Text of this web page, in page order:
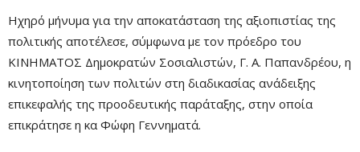
Ηχηρό μήνυμα για την αποκατάσταση της αξιοπιστίας της
πολιτικής αποτέλεσε, σύμφωνα με τον πρόεδρο του
ΚΙΝΗΜΑΤΟΣ Δημοκρατών Σοσιαλιστών, Γ. Α. Παπανδρέου, η
κινητοποίηση των πολιτών στη διαδικασίας ανάδειξης
επικεφαλής της προοδευτικής παράταξης, στην οποία
επικράτησε η κα Φώφη Γεννηματά.